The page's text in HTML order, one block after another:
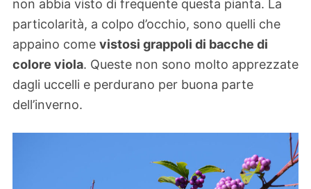
non abbia visto di frequente questa pianta. La
particolarità, a colpo d’occhio, sono quelli che
appaino come vistosi grappoli di bacche di
colore viola. Queste non sono molto apprezzate
dagli uccelli e perdurano per buona parte
dell’inverno.